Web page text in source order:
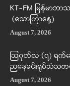
KT-FM မြန်မာဘ
(သောကြာနေ့)
August 7, 2026
ဩဂုတ်လ (၇) ရက်န
ညနေခင်းရုပ်သံသတ
August 7, 2026